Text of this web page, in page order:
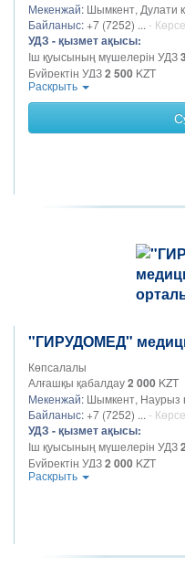
Мекенжай: Шымкент, Дулати
Байланыс: +7 (7252) ... -
УДЗ - қызмет ақысы:
Іш қуысының мүшелерін УДЗ
Бүйректің УДЗ2 500 KZT
Жамбас ағзаларының УДЗ
Сүт бездерінің УДЗ4 000KZT
УДЗ жүктілікке арналған
Қалқанша безінің УДЗ
Раскрыть
"ГИРУДОМЕД"
Көпсалалы
Алғашқы қабалдау2 000 KZT
Мекенжай: Шымкент, Наурыз
Байланыс: +7 (7252) ... -
УДЗ - қызмет ақысы:
Іш қуысының мүшелерін УДЗ
Бүйректің УДЗ2 000 KZT
Жамбас ағзаларының УДЗ
Қуықтың УДЗ2 500KZT
Раскрыть